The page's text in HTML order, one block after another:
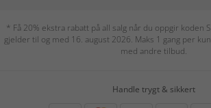
* Få 20% ekstra rabatt på all salg når du oppgir koden
gjelder til og med 16. august 2026. Maks 1 gang per
med andre tilbud.
Handle trygt & sikkert